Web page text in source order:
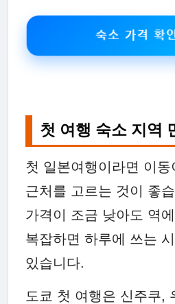
숙소 가격 확
첫 여행 숙소 지역
첫 일본여행이라면 이동
근처를 고르는 것이 좋
가격이 조금 낮아도 역
복잡하면 하루에 쓰는
있습니다.
도쿄 첫 여행은 신주쿠,